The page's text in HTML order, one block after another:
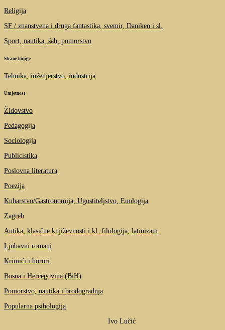
Religija
SF / znanstvena i druga fantastika, svemir, Daniken i sl.
Sport, nautika, šah, pomorstvo
Strane knjige
Tehnika, inženjerstvo, industrija
Umjetnost
Židovstvo
Pedagogija
Sociologija
Publicistika
Poslovna literatura
Poezija
Kuharstvo/Gastronomija, Ugostiteljstvo, Enologija
Zagreb
Antika, klasične književnosti i kl. filologija, latinizam
Ljubavni romani
Krimići i horori
Bosna i Hercegovina (BiH)
Pomorstvo, nautika i brodogradnja
Popularna psihologija
Ivo Lučić